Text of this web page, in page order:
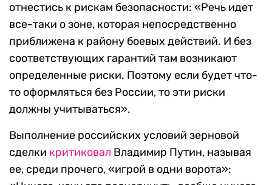
отнестись к рискам безопасности: «Речь идет
все-таки о зоне, которая непосредственно
приближена к району боевых действий. И без
соответствующих гарантий там возникают
определенные риски. Поэтому если будет что-
то оформляться без России, то эти риски
должны учитываться».
Выполнение российских условий зерновой
сделки критиковал Владимир Путин, называя
ее, среди прочего, «игрой в одни ворота»: